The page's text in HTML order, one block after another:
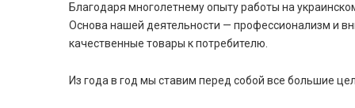
Благодаря многолетнему опыту работы на
Основа нашей деятельности — профессионализм и
качественные товары к потребителю.
Из года в год мы ставим перед собой все большие